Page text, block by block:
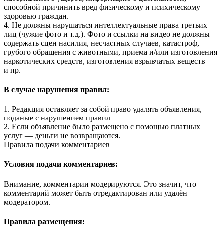
способной причинить вред физическому и психическому
здоровью граждан.
4. Не должны нарушаться интеллектуальные права третьих
лиц (чужие фото и т.д.). Фото и ссылки на видео не должны
содержать сцен насилия, несчастных случаев, катастроф,
грубого обращения с животными, приема и/или изготовления
наркотических средств, изготовления взрывчатых веществ
и пр.
В случае нарушения правил:
1. Редакция оставляет за собой право удалять объявления,
поданые с нарушением правил.
2. Если объявление было размещено с помощью платных
услуг — деньги не возвращаются.
Правила подачи комментариев
Условия подачи комментариев:
Внимание, комментарии модерируются. Это значит, что
комментарий может быть отредактирован или удалён
модератором.
Правила размещения: